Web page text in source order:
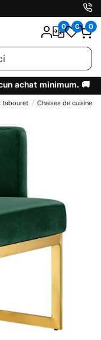
0 0 0
achat minimum. 🚚
tabouret Chaises de cuisine